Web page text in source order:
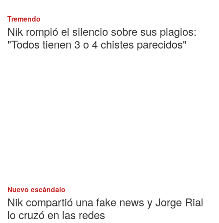
Tremendo
Nik rompió el silencio sobre sus plagios:
"Todos tienen 3 o 4 chistes parecidos"
Nuevo escándalo
Nik compartió una fake news y Jorge Rial
lo cruzó en las redes